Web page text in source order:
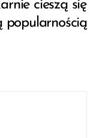
cieszą się
popularnością